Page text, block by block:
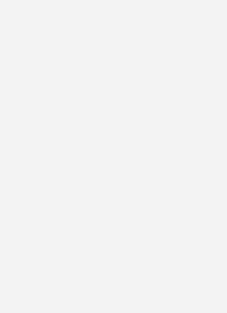
solche Abdichtungen
nicht unmittelbar die
dort Wasser eindringen
oder Ankerkorb führen.
Mehrfaches aus, was
irgendwann die
wann